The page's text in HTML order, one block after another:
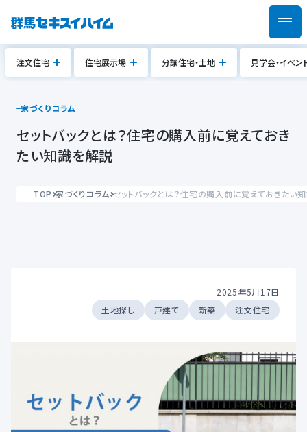
注文住宅 住宅展示場 分譲住宅・土地 見学会・イベン
家づくりコラム
セットバックとは？住宅の購入前に覚えておき
たい知識を解説
TOP 家づくりコラム セットバックとは？住宅の購入前に覚えておきたい
土地探し 戸建て 新築 注文住宅
2025年5月17日